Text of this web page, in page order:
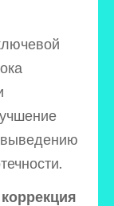
выведению